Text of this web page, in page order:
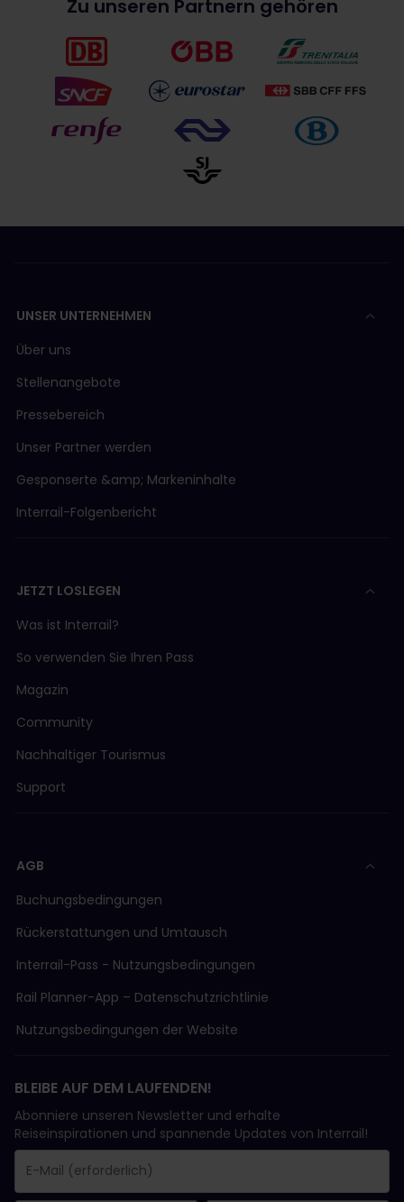
Zu unseren Partnern gehören
UNSER UNTERNEHMEN
Über uns
Stellenangebote
Pressebereich
Unser Partner werden
Gesponserte &amp; Markeninhalte
Interrail-Folgenbericht
JETZT LOSLEGEN
Was ist Interrail?
So verwenden Sie Ihren Pass
Magazin
Community
Nachhaltiger Tourismus
Support
AGB
Buchungsbedingungen
Rückerstattungen und Umtausch
Interrail-Pass - Nutzungsbedingungen
Rail Planner-App – Datenschutzrichtlinie
Nutzungsbedingungen der Website
BLEIBE AUF DEM LAUFENDEN!
Abonniere unseren Newsletter und erhalte
Reiseinspirationen und spannende Updates von Interrail!